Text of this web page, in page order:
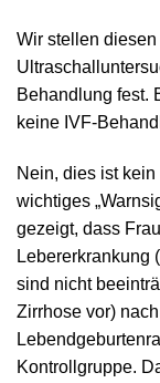
Wir stellen
Behandlung fest.
keine IVF-
Nein, dies ist
wichtiges
gezeigt, dass
Lebererkrankung
sind nicht
Zirrhose vor)
Kontrollgruppe.